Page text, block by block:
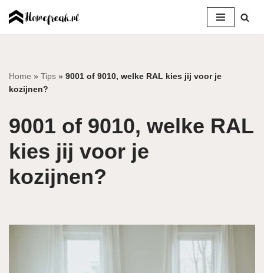
inhoud
Home » Tips » 9001 of 9010, welke RAL kies jij voor je
kozijnen?
9001 of 9010, welke RAL
kies jij voor je
kozijnen?